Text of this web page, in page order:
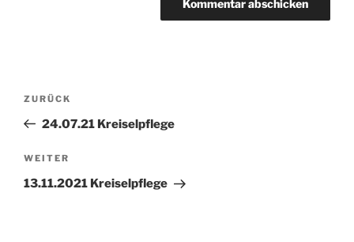
Beitragsnavigation
Vorheriger
Beitrag
ZURÜCK
24.07.21 Kreiselpflege
Nächster
Beitrag
WEITER
13.11.2021 Kreiselpflege